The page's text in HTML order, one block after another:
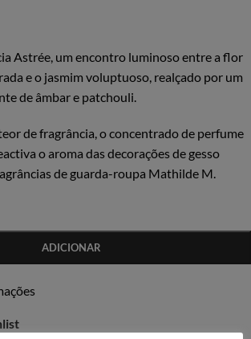
Astrée, um encontro luminoso entre a flor
e o jasmim voluptuoso, realçado por um
de âmbar e patchouli.
de fragrância, o concentrado de perfume
o aroma das decorações de gesso
de guarda-roupa Mathilde M.
ADICIONAR